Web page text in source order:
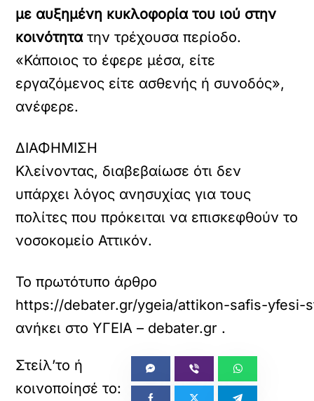
με αυξημένη κυκλοφορία του ιού στην
κοινότητατην τρέχουσα περίοδο.
«Κάποιος το έφερε μέσα, είτε
εργαζόμενος είτε ασθενής ή συνοδός»,
ανέφερε.
ΔΙΑΦΗΜΙΣΗ
Κλείνοντας, διαβεβαίωσε ότι δεν
υπάρχει λόγος ανησυχίας για τους
πολίτες που πρόκειται να επισκεφθούν το
νοσοκομείο Αττικόν.
Το πρωτότυπο άρθρο
https://debater.gr/ygeia/attikon-safis-
ανήκει στοΥΓΕΙΑ – debater.gr .